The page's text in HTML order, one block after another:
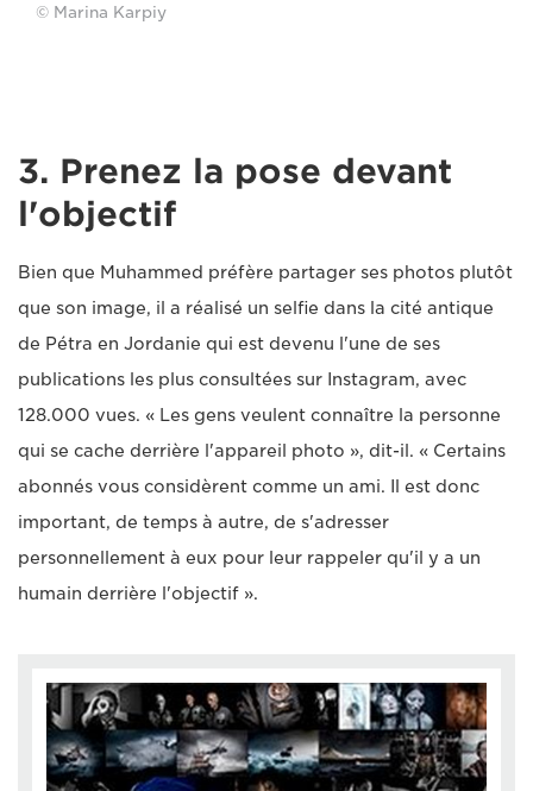
© Marina Karpiy
3. Prenez la pose devant
l'objectif
Bien que Muhammed préfère partager ses photos plutôt
que son image, il a réalisé un selfie dans la cité antique
de Pétra en Jordanie qui est devenu l'une de ses
publications les plus consultées sur Instagram, avec
128.000 vues. « Les gens veulent connaître la personne
qui se cache derrière l'appareil photo », dit-il. « Certains
abonnés vous considèrent comme un ami. Il est donc
important, de temps à autre, de s'adresser
personnellement à eux pour leur rappeler qu'il y a un
humain derrière l'objectif ».